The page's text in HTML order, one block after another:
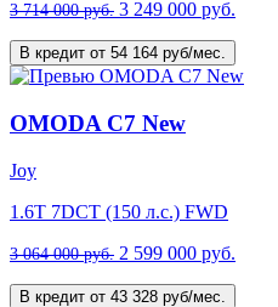
3 714 000 руб. 3 249 000 руб.
В кредит от 54 164 руб/мес.
OMODA C7 New
Joy
1.6T 7DCT (150 л.с.) FWD
3 064 000 руб. 2 599 000 руб.
В кредит от 43 328 руб/мес.